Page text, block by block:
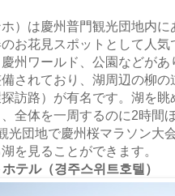
）は慶州普門観光団地内に
お花見スポットとして人
州ワールド、公園などが
されており、湖周辺の柳
訪路）が有名です。湖を
全体を一周するのに2時間
光団地で慶州桜マラソン大
を見ることができます。
テル（경주스위트호텔）